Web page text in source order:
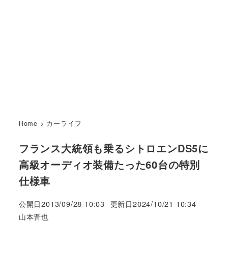
Home > カーライフ
フランス大統領も乗るシトロエンDS5に
高級オーディオ装備たった60台の特別
仕様車
公開日2013/09/28 10:03 更新日2024/10/21 10:34
著
山本晋也